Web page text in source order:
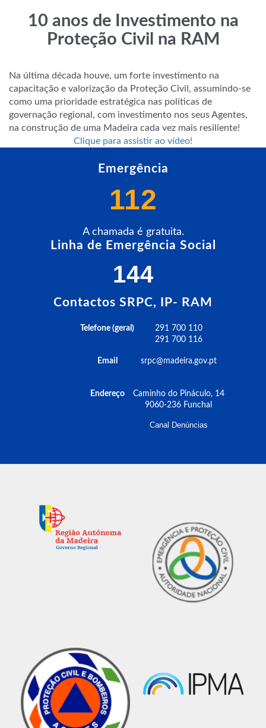
10 anos de Investimento na
Proteção Civil na RAM
Na última década houve, um forte investimento na
capacitação e valorização da Proteção Civil, assumindo-se
como uma prioridade estratégica nas políticas de
governação regional, com investimento nos seus Agentes,
na construção de uma Madeira cada vez mais resiliente!
Clique para assistir ao vídeo!
Emergência
112
A chamada é gratuita.
Linha de Emergência Social
144
Contactos SRPC, IP- RAM
Telefone (geral)
Email
Endereço
291 700 110
291 700 116
srpc@madeira.gov.pt
Caminho do Pináculo, 14
9060-236 Funchal
Canal Denúncias